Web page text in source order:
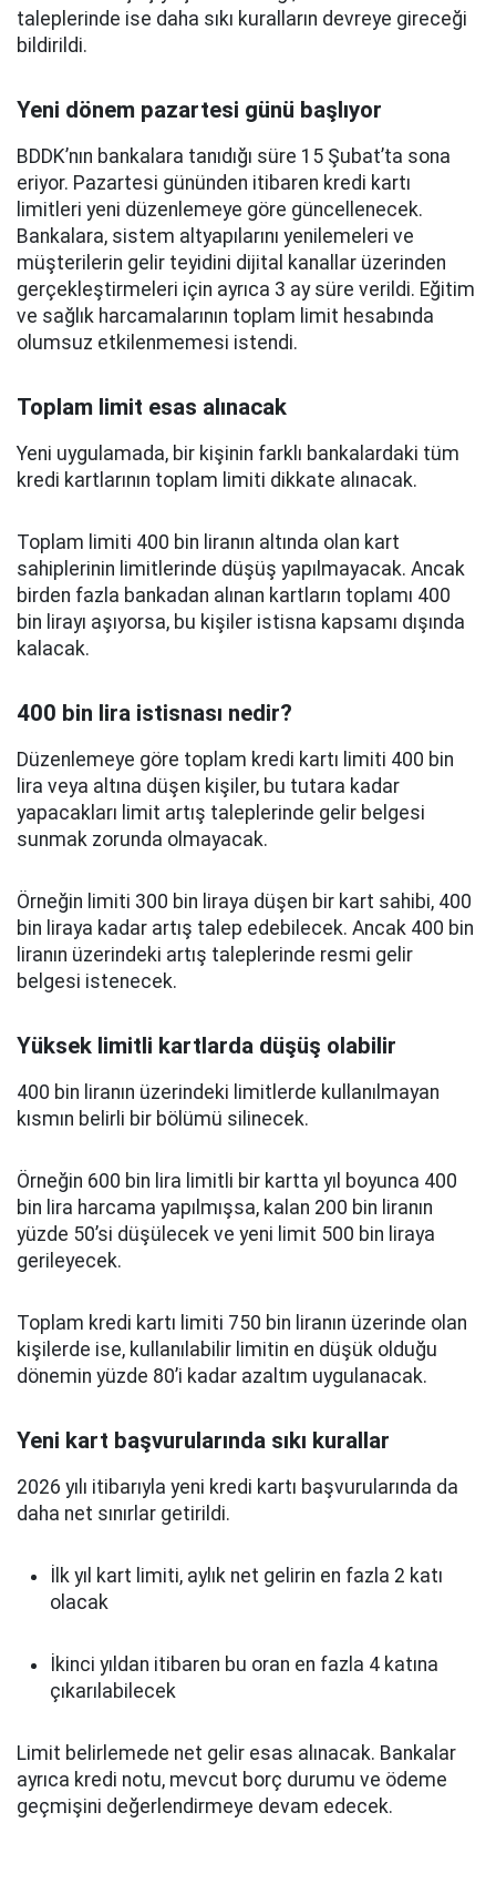
taleplerinde ise daha sıkı kuralların devreye gireceği
bildirildi.
Yeni dönem pazartesi günü başlıyor
BDDK’nın bankalara tanıdığı süre 15 Şubat’ta sona
eriyor. Pazartesi gününden itibaren kredi kartı
limitleri yeni düzenlemeye göre güncellenecek.
Bankalara, sistem altyapılarını yenilemeleri ve
müşterilerin gelir teyidini dijital kanallar üzerinden
gerçekleştirmeleri için ayrıca 3 ay süre verildi. Eğitim
ve sağlık harcamalarının toplam limit hesabında
olumsuz etkilenmemesi istendi.
Toplam limit esas alınacak
Yeni uygulamada, bir kişinin farklı bankalardaki tüm
kredi kartlarının toplam limiti dikkate alınacak.
Toplam limiti 400 bin liranın altında olan kart
sahiplerinin limitlerinde düşüş yapılmayacak. Ancak
birden fazla bankadan alınan kartların toplamı 400
bin lirayı aşıyorsa, bu kişiler istisna kapsamı dışında
kalacak.
400 bin lira istisnası nedir?
Düzenlemeye göre toplam kredi kartı limiti 400 bin
lira veya altına düşen kişiler, bu tutara kadar
yapacakları limit artış taleplerinde gelir belgesi
sunmak zorunda olmayacak.
Örneğin limiti 300 bin liraya düşen bir kart sahibi, 400
bin liraya kadar artış talep edebilecek. Ancak 400 bin
liranın üzerindeki artış taleplerinde resmi gelir
belgesi istenecek.
Yüksek limitli kartlarda düşüş olabilir
400 bin liranın üzerindeki limitlerde kullanılmayan
kısmın belirli bir bölümü silinecek.
Örneğin 600 bin lira limitli bir kartta yıl boyunca 400
bin lira harcama yapılmışsa, kalan 200 bin liranın
yüzde 50’si düşülecek ve yeni limit 500 bin liraya
gerileyecek.
Toplam kredi kartı limiti 750 bin liranın üzerinde olan
kişilerde ise, kullanılabilir limitin en düşük olduğu
dönemin yüzde 80’i kadar azaltım uygulanacak.
Yeni kart başvurularında sıkı kurallar
2026 yılı itibarıyla yeni kredi kartı başvurularında da
daha net sınırlar getirildi.
İlk yıl kart limiti, aylık net gelirin en fazla 2 katı
olacak
İkinci yıldan itibaren bu oran en fazla 4 katına
çıkarılabilecek
Limit belirlemede net gelir esas alınacak. Bankalar
ayrıca kredi notu, mevcut borç durumu ve ödeme
geçmişini değerlendirmeye devam edecek.